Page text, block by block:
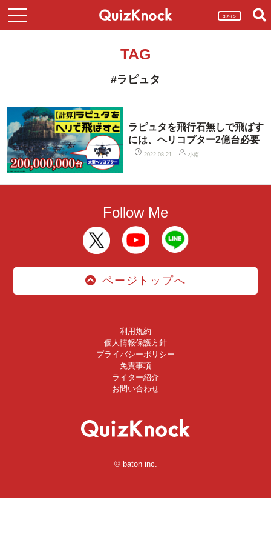
ログイン
TAG
#ラピュタ
ラピュタを飛行石無しで飛ばす
には、ヘリコプター2億台必要
2022.08.21 小南
Follow Me
ページトップへ
利用規約
個人情報保護方針
プライバシーポリシー
免責事項
ライター紹介
お問い合わせ
© baton inc.